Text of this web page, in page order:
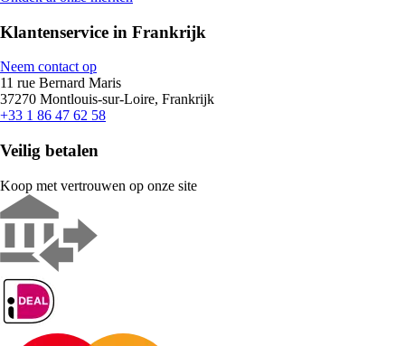
Klantenservice in Frankrijk
Neem contact op
11 rue Bernard Maris
37270 Montlouis-sur-Loire, Frankrijk
+33 1 86 47 62 58
Veilig betalen
Koop met vertrouwen op onze site